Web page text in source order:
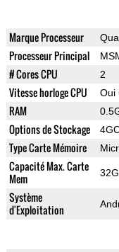
Marque Processeur
Processeur Principal
# Cores CPU 2
Vitesse horloge CPU Oui
RAM
Options de Stockage
Type Carte Mémoire
Capacité Max. Carte
Mem
Système
d'Exploitation